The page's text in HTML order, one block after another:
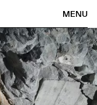
MENU